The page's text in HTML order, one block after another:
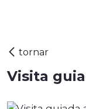
Visita